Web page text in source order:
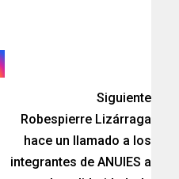
Siguiente
Robespierre Lizárraga
hace un llamado a los
integrantes de ANUIES a